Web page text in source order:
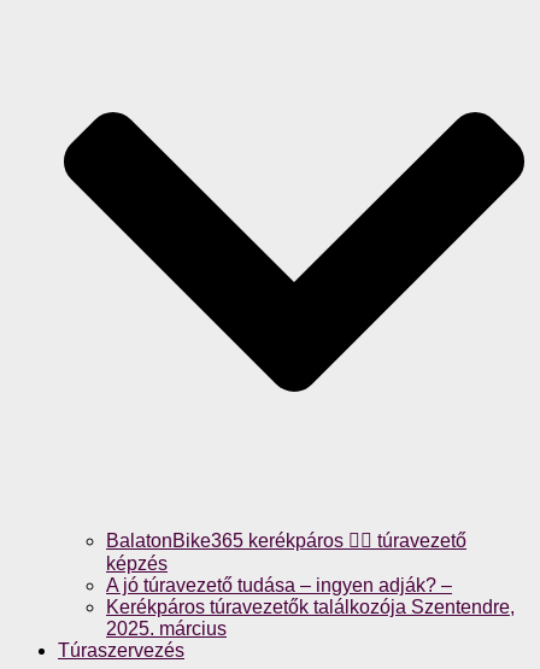
BalatonBike365 kerékpáros 🚴‍♀️ túravezető
képzés
A jó túravezető tudása – ingyen adják? –
Kerékpáros túravezetők találkozója Szentendre,
2025. március
Túraszervezés